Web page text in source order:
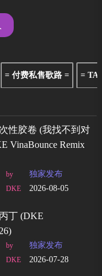
= 付费私售歌路 = = TA
性胶卷 (我找不到对
VinaBounce Remix
by
DKE
独家发布
2026-08-05
丁 (DKE
by
DKE
独家发布
2026-07-28